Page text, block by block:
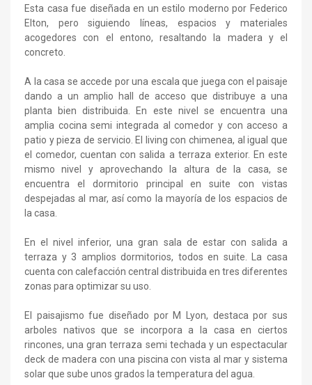
Esta casa fue diseñada en un estilo moderno por Federico
Elton, pero siguiendo líneas, espacios y materiales
acogedores con el entono, resaltando la madera y el
concreto.
A la casa se accede por una escala que juega con el paisaje
dando a un amplio hall de acceso que distribuye a una
planta bien distribuida. En este nivel se encuentra una
amplia cocina semi integrada al comedor y con acceso a
patio y pieza de servicio. El living con chimenea, al igual que
el comedor, cuentan con salida a terraza exterior. En este
mismo nivel y aprovechando la altura de la casa, se
encuentra el dormitorio principal en suite con vistas
despejadas al mar, así como la mayoría de los espacios de
la casa.
En el nivel inferior, una gran sala de estar con salida a
terraza y 3 amplios dormitorios, todos en suite. La casa
cuenta con calefacción central distribuida en tres diferentes
zonas para optimizar su uso.
El paisajismo fue diseñado por M Lyon, destaca por sus
arboles nativos que se incorpora a la casa en ciertos
rincones, una gran terraza semi techada y un espectacular
deck de madera con una piscina con vista al mar y sistema
solar que sube unos grados la temperatura del agua.